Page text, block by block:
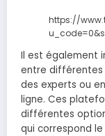
https://
Il est également
entre différentes
des experts ou
ligne. Ces
différentes
qui correspond